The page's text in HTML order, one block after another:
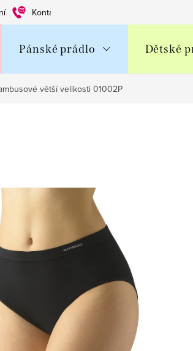
Kontakty
Pánské prádlo Dětské
větší velikosti 01002P